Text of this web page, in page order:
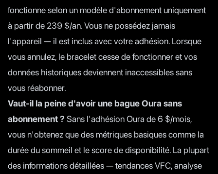
fonctionne selon un modèle d'abonnement uniquement
à partir de 239 $/an. Vous ne possédez jamais
l'appareil — il est inclus avec votre adhésion. Lorsque
vous annulez, le bracelet cesse de fonctionner et vos
données historiques deviennent inaccessibles sans
vous réabonner.
Vaut-il la peine d'avoir une bague Oura sans
abonnement ? Sans l'adhésion Oura de 6 $/mois,
vous n'obtenez que des métriques basiques comme la
durée du sommeil et le score de disponibilité. La plupart
des informations détaillées — tendances VFC, analyse